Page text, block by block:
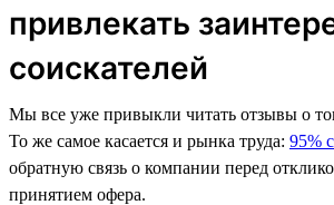
привлекать
соискателей
Мы все уже привыкли читать отзывы о
То же самое касается и рынка труда: 95%
обратную связь о компании перед
принятием офера.